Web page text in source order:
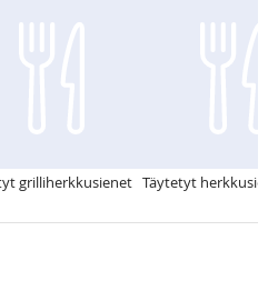
grilliherkkusienet Täytetyt